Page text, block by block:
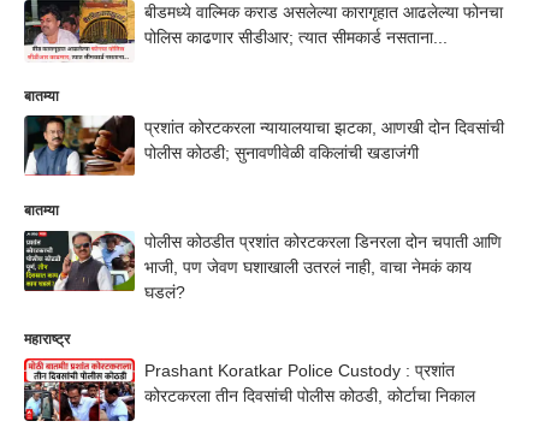
बीडमध्ये वाल्मिक कराड असलेल्या कारागृहात आढलेल्या फोनचा
पोलिस काढणार सीडीआर; त्यात सीमकार्ड नसताना...
बातम्या
प्रशांत कोरटकरला न्यायालयाचा झटका, आणखी दोन दिवसांची
पोलीस कोठडी; सुनावणीवेळी वकिलांची खडाजंगी
बातम्या
पोलीस कोठडीत प्रशांत कोरटकरला डिनरला दोन चपाती आणि
भाजी, पण जेवण घशाखाली उतरलं नाही, वाचा नेमकं काय
घडलं?
महाराष्ट्र
Prashant Koratkar Police Custody : प्रशांत
कोरटकरला तीन दिवसांची पोलीस कोठडी, कोर्टाचा निकाल